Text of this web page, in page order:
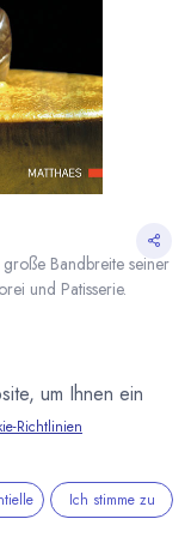
Bandbreite seiner
und Patisserie.
um Ihnen ein
Richtlinien
Ich stimme zu